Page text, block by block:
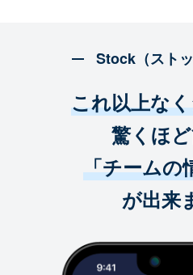
Stock（スト
これ以上な
驚くほ
「チームの
が出来